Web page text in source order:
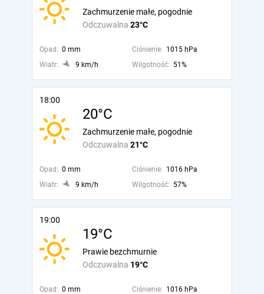
Odczuwalna 23°C
Zachmurzenie małe, pogodnie
Opad: 0 mm Ciśnienie: 1015 hPa
Wiatr:
9 km/h Wilgotność: 51%
18:00
20°C
Odczuwalna 21°C
Zachmurzenie małe, pogodnie
Opad: 0 mm Ciśnienie: 1016 hPa
Wiatr:
9 km/h Wilgotność: 57%
19:00
19°C
Odczuwalna 19°C
Prawie bezchmurnie
Opad: 0 mm Ciśnienie: 1016 hPa